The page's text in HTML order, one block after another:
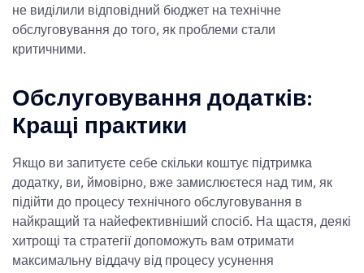
не виділили відповідний бюджет на технічне
обслуговування до того, як проблеми стали
критичними.
Обслуговування додатків:
Кращі практики
Якщо ви запитуєте себе скільки коштує підтримка
додатку, ви, ймовірно, вже замислюєтеся над тим, як
підійти до процесу технічного обслуговування в
найкращий та найефективніший спосіб. На щастя, деякі
хитрощі та стратегії допоможуть вам отримати
максимальну віддачу від процесу усунення